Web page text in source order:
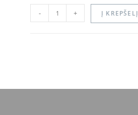
- + Į KREPŠELĮ